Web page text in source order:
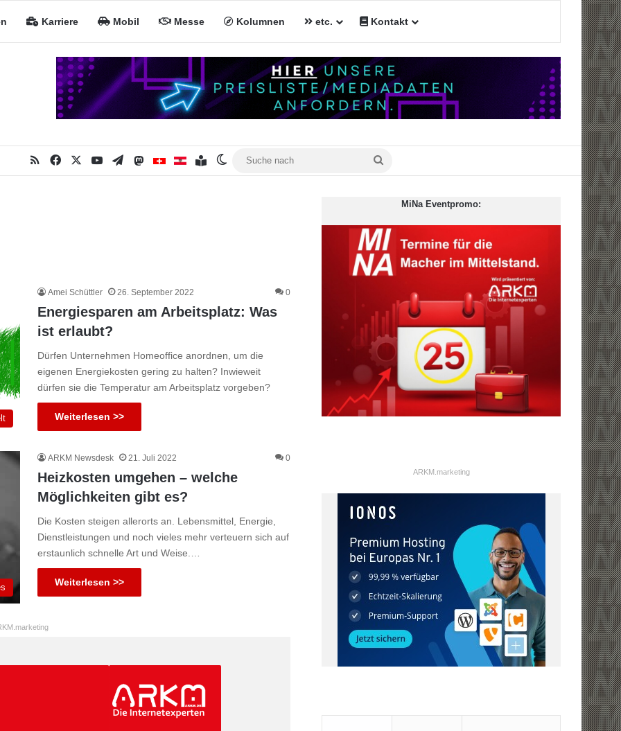
Karriere Mobil Messe Kolumnen etc. Kontakt
RSS Facebook YouTubeTelegramMastodonMiNa CHMiNa ATInhaltsverzeichnis
Skin umschalten
Amei Schüttler 26. September 2022 0
Energiesparen am Arbeitsplatz: Was
ist erlaubt?
Dürfen Unternehmen Homeoffice anordnen, um die
eigenen Energiekosten gering zu halten? Inwieweit
dürfen sie die Temperatur am Arbeitsplatz vorgeben?
Weiterlesen >>
ARKM Newsdesk 21. Juli 2022 0
Heizkosten umgehen – welche
Möglichkeiten gibt es?
Die Kosten steigen allerorts an. Lebensmittel, Energie,
Dienstleistungen und noch vieles mehr verteuern sich auf
erstaunlich schnelle Art und Weise.…
Weiterlesen >>
MiNa Eventpromo:
ARKM.marketing